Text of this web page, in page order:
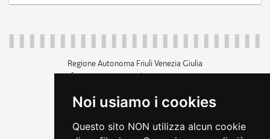
Noi usiamo i cookies
Questo sito NON utilizza alcun cookie
Regione Autonoma Friuli Venezia Giulia
c.f. 80014930327; p.iva 00526040324
+39 040 3771111